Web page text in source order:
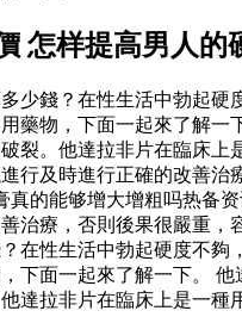
怎样提高男人的
少錢？在性生活中勃起
藥物，下面一起來了解
裂。他達拉非片在臨床
行及時進行正確的改善
真的能够增大增粗吗热备
治療，否則後果很嚴重
在性生活中勃起硬度不
下面一起來了解一下。
達拉非片在臨床上是一